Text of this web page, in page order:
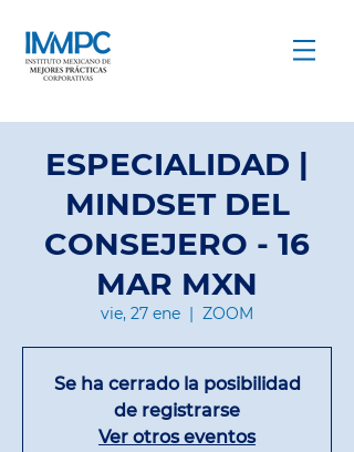
COMPARTIR PARA CRECER
ESPECIALIDAD |
MINDSET DEL
CONSEJERO - 16
MAR MXN
vie, 27 ene
  |
ZOOM
Se ha cerrado la posibilidad
de registrarse
Ver otros eventos